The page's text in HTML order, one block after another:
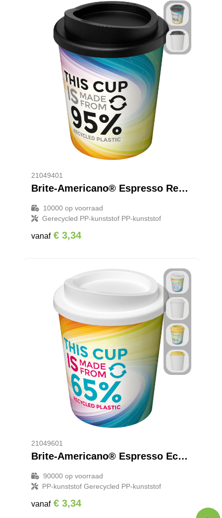
21049401
Brite-Americano® Espresso Recycled 250 ml geïsoleerde beker
10000op voorraad
Gerecycled PP-kunststof PP-kunststof
vanaf € 3,34
21049601
Brite-Americano® Espresso Eco 250 ml geïsoleerde beker
90000op voorraad
PP-kunststof Gerecycled PP-kunststof
vanaf € 3,34